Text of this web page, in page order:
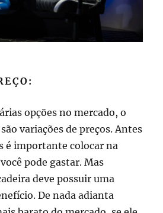
opções no mercado, o
variações de preços. Antes
é importante colocar na
pode gastar. Mas
deve possuir uma
De nada adianta